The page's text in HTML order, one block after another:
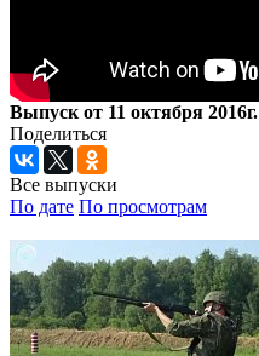
Выпуск от 11 октября 2016г.
Поделиться
Все выпуски
По дате По просмотрам